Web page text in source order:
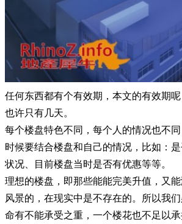
任何东西都有个有效期，本文的有效期呢
也许只有几天。
每个楼盘特色不同，每个人的情况也不
时候要结合楼盘和自己的情况，比如：
状况、目前楼盘当时是否有优惠等等。
理想的楼盘，即那些能能完美升值，又
风景的，在现实中是不存在的。所以我
命有不能承受之重，一个楼花也不足以承